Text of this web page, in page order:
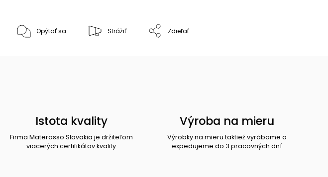
Opýtať sa Strážiť Zdieľať
Istota kvality
Firma Materasso Slovakia je držiteľom
viacerých certifikátov kvality
Výroba na mieru
Výrobky na mieru taktiež vyrábame a
expedujeme do 3 pracovných dní